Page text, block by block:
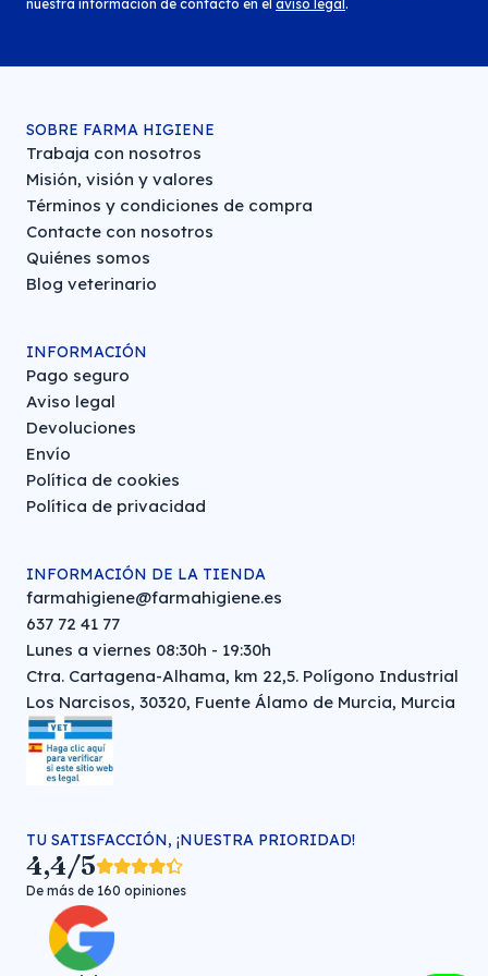
nuestra información de contacto en el aviso legal .
SOBRE FARMA HIGIENE
Trabaja con nosotros
Misión, visión y valores
Términos y condiciones de compra
Contacte con nosotros
Quiénes somos
Blog veterinario
INFORMACIÓN
Pago seguro
Aviso legal
Devoluciones
Envío
Política de cookies
Política de privacidad
INFORMACIÓN DE LA TIENDA
farmahigiene@farmahigiene.es
637 72 41 77
Lunes a viernes 08:30h - 19:30h
Ctra. Cartagena-Alhama, km 22,5. Polígono Industrial
Los Narcisos, 30320, Fuente Álamo de Murcia, Murcia
TU SATISFACCIÓN, ¡NUESTRA PRIORIDAD!
4,4/5
De más de 160 opiniones